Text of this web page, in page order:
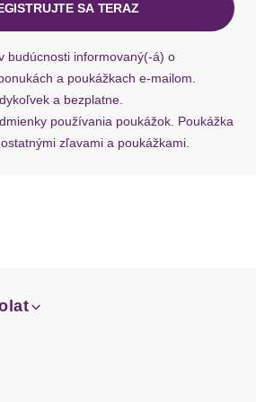
Kurzarm
elastischer Bund
SA TERAZ
budúcnosti informovaný(-á) o
a poukážkach e-mailom.
a bezplatne.
používania poukážok. Poukážka
zľavami a poukážkami.